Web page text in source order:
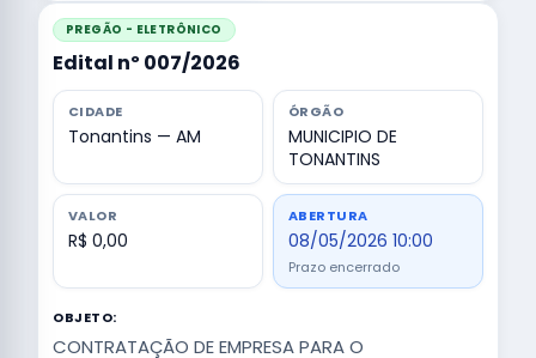
PREGÃO - ELETRÔNICO
Edital nº 007/2026
CIDADE
Tonantins — AM
ÓRGÃO
MUNICIPIO DE
TONANTINS
VALOR
R$ 0,00
ABERTURA
08/05/2026 10:00
Prazo encerrado
OBJETO:
CONTRATAÇÃO DE EMPRESA PARA O